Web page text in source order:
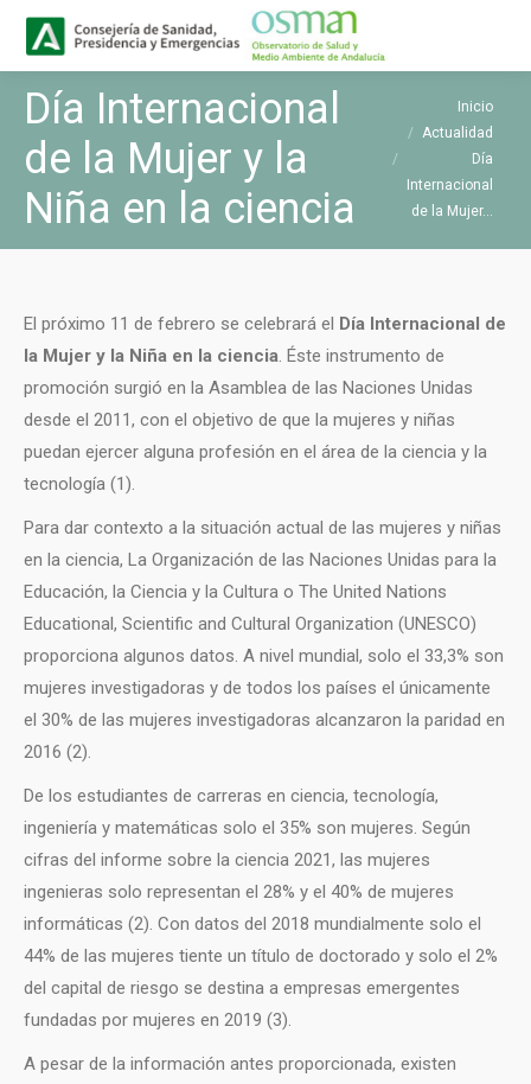
Día Internacional
de la Mujer y la
Niña en la ciencia
Inicio
Actualidad
Día
Internacional
de la Mujer…
El próximo 11 de febrero se celebrará el Día Internacional de
la Mujer y la Niña en la ciencia. Éste instrumento de
promoción surgió en la Asamblea de las Naciones Unidas
desde el 2011, con el objetivo de que la mujeres y niñas
puedan ejercer alguna profesión en el área de la ciencia y la
tecnología (1).
Para dar contexto a la situación actual de las mujeres y niñas
en la ciencia, La Organización de las Naciones Unidas para la
Educación, la Ciencia y la Cultura o The United Nations
Educational, Scientific and Cultural Organization (UNESCO)
proporciona algunos datos. A nivel mundial, solo el 33,3% son
mujeres investigadoras y de todos los países el únicamente
el 30% de las mujeres investigadoras alcanzaron la paridad en
2016 (2).
De los estudiantes de carreras en ciencia, tecnología,
ingeniería y matemáticas solo el 35% son mujeres. Según
cifras del informe sobre la ciencia 2021, las mujeres
ingenieras solo representan el 28% y el 40% de mujeres
informáticas (2). Con datos del 2018 mundialmente solo el
44% de las mujeres tiente un título de doctorado y solo el 2%
del capital de riesgo se destina a empresas emergentes
fundadas por mujeres en 2019 (3).
A pesar de la información antes proporcionada, existen